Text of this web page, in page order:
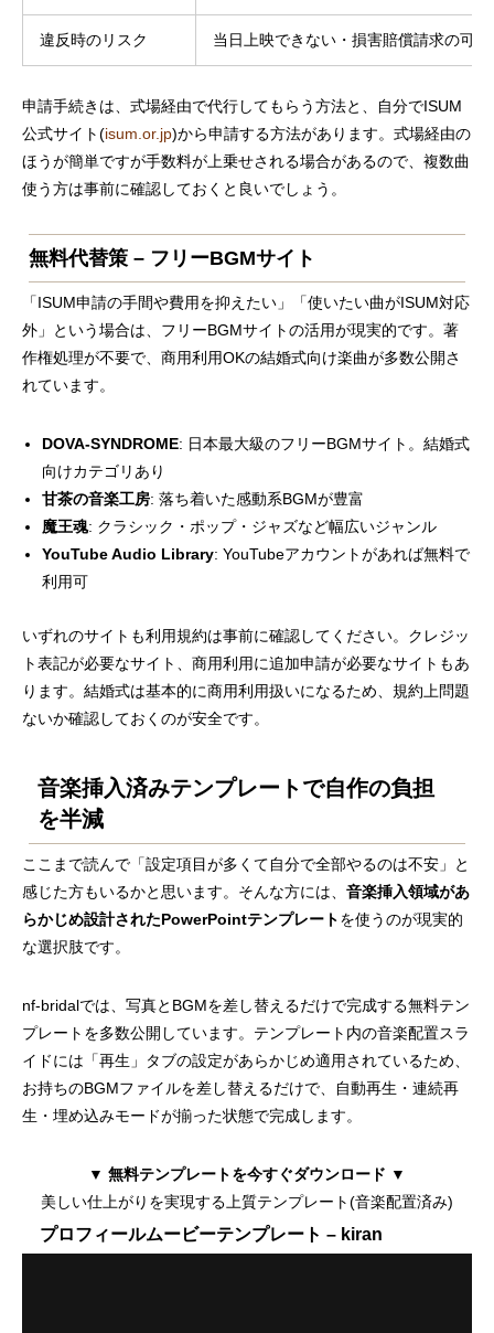
違反時のリスク 当日上映できない・損害賠償請求の可能
申請手続きは、式場経由で代行してもらう方法と、自分でISUM
公式サイト(isum.or.jp)から申請する方法があります。式場経由の
ほうが簡単ですが手数料が上乗せされる場合があるので、複数曲
使う方は事前に確認しておくと良いでしょう。
無料代替策 – フリーBGMサイト
「ISUM申請の手間や費用を抑えたい」「使いたい曲がISUM対応
外」という場合は、フリーBGMサイトの活用が現実的です。著
作権処理が不要で、商用利用OKの結婚式向け楽曲が多数公開さ
れています。
DOVA-SYNDROME: 日本最大級のフリーBGMサイト。結婚式
向けカテゴリあり
甘茶の音楽工房: 落ち着いた感動系BGMが豊富
魔王魂: クラシック・ポップ・ジャズなど幅広いジャンル
YouTube Audio Library: YouTubeアカウントがあれば無料で
利用可
いずれのサイトも利用規約は事前に確認してください。クレジッ
ト表記が必要なサイト、商用利用に追加申請が必要なサイトもあ
ります。結婚式は基本的に商用利用扱いになるため、規約上問題
ないか確認しておくのが安全です。
音楽挿入済みテンプレートで自作の負担
を半減
ここまで読んで「設定項目が多くて自分で全部やるのは不安」と
感じた方もいるかと思います。そんな方には、 音楽挿入領域があ
らかじめ設計されたPowerPointテンプレートを使うのが現実的
な選択肢です。
nf-bridalでは、写真とBGMを差し替えるだけで完成する無料テン
プレートを多数公開しています。テンプレート内の音楽配置スラ
イドには「再生」タブの設定があらかじめ適用されているため、
お持ちのBGMファイルを差し替えるだけで、自動再生・連続再
生・埋め込みモードが揃った状態で完成します。
▼ 無料テンプレートを今すぐダウンロード ▼
美しい仕上がりを実現する上質テンプレート(音楽配置済み)
プロフィールムービーテンプレート – kiran